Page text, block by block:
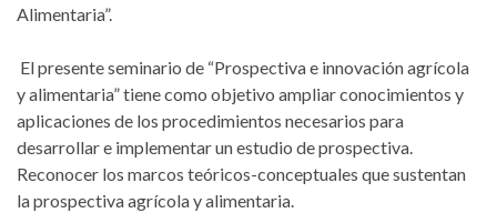
Alimentaria”.
El presente seminario de “Prospectiva e innovación agrícola
y alimentaria” tiene como objetivo ampliar conocimientos y
aplicaciones de los procedimientos necesarios para
desarrollar e implementar un estudio de prospectiva.
Reconocer los marcos teóricos-conceptuales que sustentan
la prospectiva agrícola y alimentaria.